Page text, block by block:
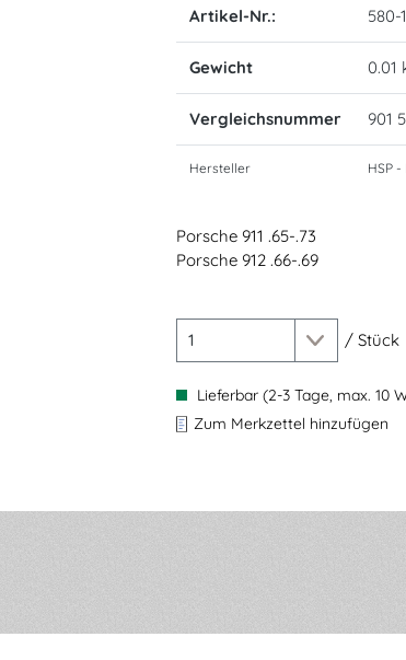
Artikel-Nr.: 580-
Gewicht 0.01
Vergleichsnummer 901
Hersteller HSP -
Porsche 911 .65-.73
Porsche 912 .66-.69
/ Stück
Lieferbar (2-3 Tage, max. 10
Zum Merkzettel hinzufügen